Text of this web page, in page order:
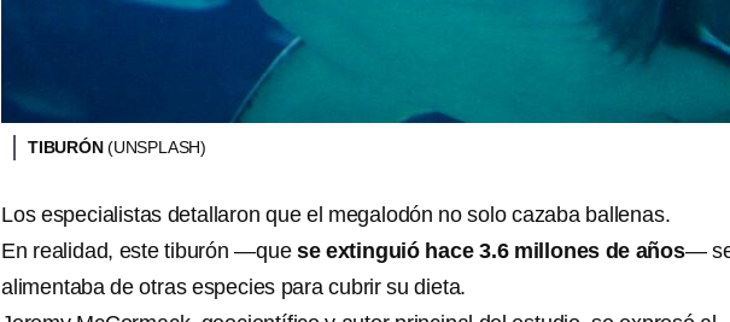
TIBURÓN(UNSPLASH)
Los especialistas detallaron que el megalodón no solo cazaba ballenas.
En realidad, este tiburón —que se extinguió hace 3.6 millones de años—
alimentaba de otras especies para cubrir su dieta.